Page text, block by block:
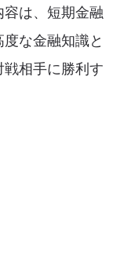
は、短期金融
な金融知識と
相手に勝利す